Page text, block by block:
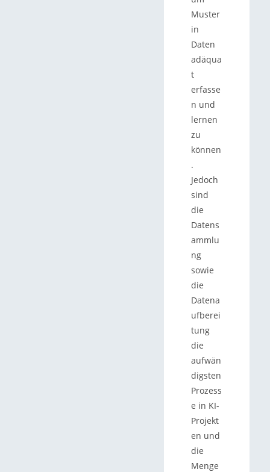
Muster
in
Daten
adäqua
t
erfasse
n und
lernen
zu
können
.
Jedoch
sind
die
Datens
ammlu
ng
sowie
die
Datena
ufberei
tung
die
aufwän
digsten
Prozess
e in KI-
Projekt
en und
die
Menge